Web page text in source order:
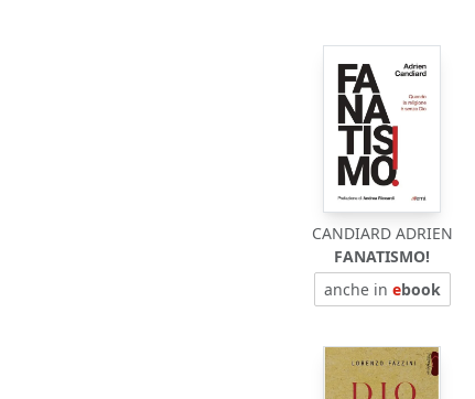
CANDIARD ADRIEN
FANATISMO!
anche in ebook